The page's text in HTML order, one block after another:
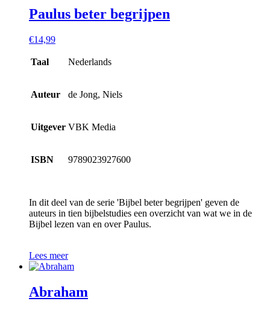
Paulus beter begrijpen
€14,99
Taal Nederlands
Auteur de Jong, Niels
Uitgever VBK Media
ISBN 9789023927600
In dit deel van de serie 'Bijbel beter begrijpen' geven de
auteurs in tien bijbelstudies een overzicht van wat we in de
Bijbel lezen van en over Paulus.
Lees meer
Abraham